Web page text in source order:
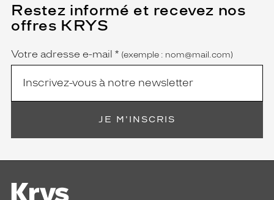
Restez informé et recevez nos
offres KRYS
Name
Votre adresse e-mail *
(Ce
champ
est
obligatoire)
(exemple : nom@mail.com)
JE M'INSCRIS